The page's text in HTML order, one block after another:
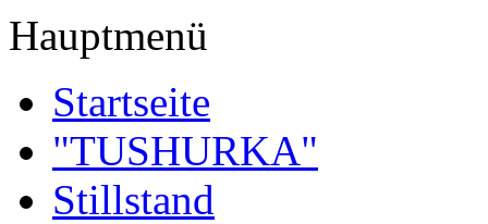
Hauptmenü
Startseite
"TUSHURKA"
Stillstand